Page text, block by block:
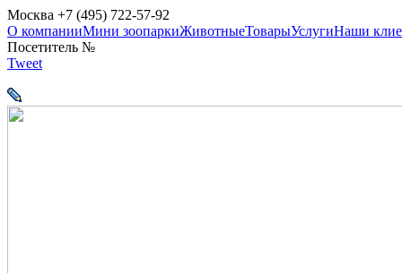
Москва +7 (495) 722-57-92
О компанииМини зоопаркиЖивотныеТоварыУслугиНаши
Посетитель №
Tweet